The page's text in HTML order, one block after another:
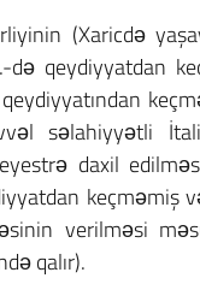
(Xaricdə
də qeydiyyatdan
səlahiyyətli
daxil
keçməmiş
verilməsi
qalır).